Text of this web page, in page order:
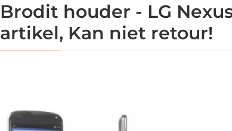
Brodit houder - LG
artikel, Kan niet retour!